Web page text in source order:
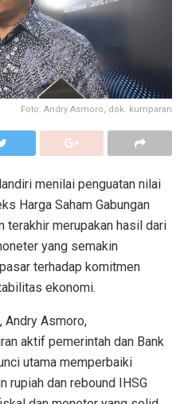
Foto: Andry Asmoro, dok. kumparan
menilai penguatan nilai
Harga Saham Gabungan
terakhir merupakan hasil dari
yang semakin
terhadap komitmen
ekonomi.
Andry Asmoro,
aktif pemerintah dan Bank
utama memperbaiki
rupiah dan rebound IHSG